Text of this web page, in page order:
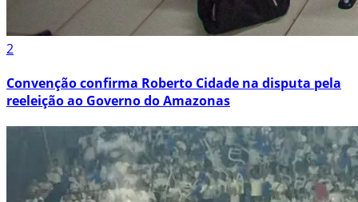
2
Convenção confirma Roberto Cidade na disputa pela
reeleição ao Governo do Amazonas